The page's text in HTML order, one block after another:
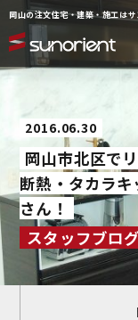
岡山の注文住宅・建築・施工は
注文住宅について
ラインナップ
サービス
施工事例
物件情報
2016.06.30
岡山市北区で
断熱・タカラキ
さん！
スタッフブログ